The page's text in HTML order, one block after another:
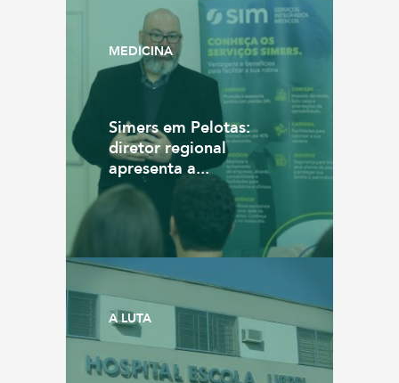
MEDICINA
Simers em Pelotas:
diretor regional
apresenta a...
A LUTA